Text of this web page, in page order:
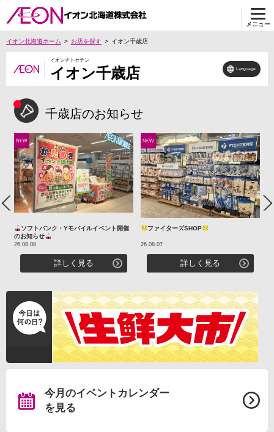
メニュー
イオン北海道ホーム お店を探す イオン千歳店
イオンチトセテン
イオン千歳店 Language
千歳店のお知らせ
Previous
NEW
ソフトバンク・Yモバイルイベント開催
のお知らせ
26.08.08
詳しく見る
NEW
ファイターズSHOP
26.08.07
詳しく見る
今月のイベントカレンダー
を見る